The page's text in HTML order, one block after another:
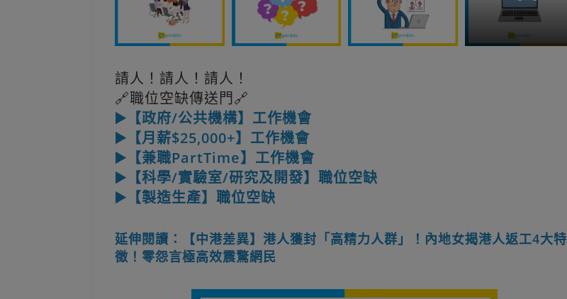
請人！請人！請人！
🔗職位空缺傳送門🔗
▶️【政府/公共機構】工作機會
▶️【月薪$25,000+】工作機會
▶️【兼職PartTime】工作機會
▶️【科學/實驗室/研究及開發】職位空缺
▶️【製造生產】職位空缺
延伸閱讀：【中港差異】港人獲封「高精力人群」！內地女揭港人返工4大特
徵！零怨言極高效震驚網民